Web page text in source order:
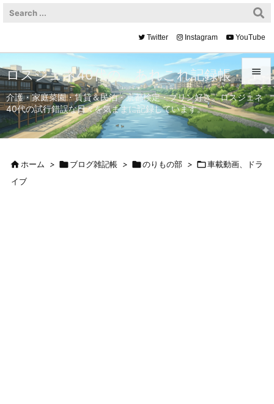


メニュ

サイド

Twitter Instagram YouTube
ロスジェネ40代の、あれこれ記録帳
介護・家庭菜園・賃貸＆民泊・京都検定・プリン好き。ロスジェネ
40代の試行錯誤な日々を気ままに記録しています。
ホーム > ブログ雑記帳 > のりもの部 > 車載動画、ドラ
イブ